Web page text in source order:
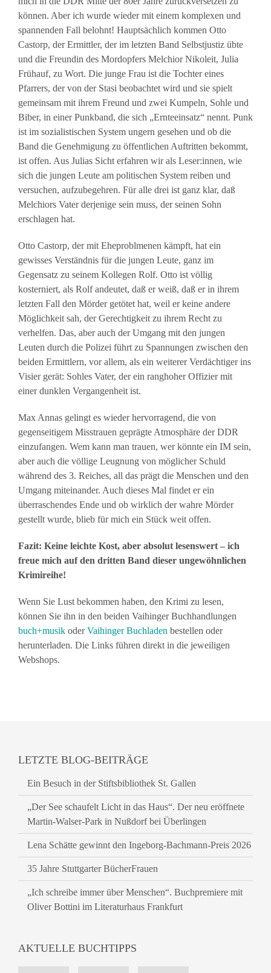
können. Aber ich wurde wieder mit einem komplexen und
spannenden Fall belohnt! Hauptsächlich kommen Otto
Castorp, der Ermittler, der im letzten Band Selbstjustiz übte
und die Freundin des Mordopfers Melchior Nikoleit, Julia
Frühauf, zu Wort. Die junge Frau ist die Tochter eines
Pfarrers, der von der Stasi beobachtet wird und sie spielt
gemeinsam mit ihrem Freund und zwei Kumpeln, Sohle und
Biber, in einer Punkband, die sich „Ernteeinsatz“ nennt. Punk
ist im sozialistischen System ungern gesehen und ob die
Band die Genehmigung zu öffentlichen Auftritten bekommt,
ist offen. Aus Julias Sicht erfahren wir als Leser:innen, wie
sich die jungen Leute am politischen System reiben und
versuchen, aufzubegehren. Für alle drei ist ganz klar, daß
Melchiors Vater derjenige sein muss, der seinen Sohn
erschlagen hat.
Otto Castorp, der mit Eheproblmenen kämpft, hat ein
gewisses Verständnis für die jungen Leute, ganz im
Gegensatz zu seinem Kollegen Rolf. Otto ist völlig
kosterniert, als Rolf andeutet, daß er weiß, daß er in ihrem
letzten Fall den Mörder getötet hat, weil er keine andere
Möglichkeit sah, der Gerechtigkeit zu ihrem Recht zu
verhelfen. Das, aber auch der Umgang mit den jungen
Leuten durch die Polizei führt zu Spannungen zwischen den
beiden Ermittlern, vor allem, als ein weiterer Verdächtiger ins
Visier gerät: Sohles Vater, der ein ranghoher Offizier mit
einer dunklen Vergangenheit ist.
Max Annas gelingt es wieder hervorragend, die von
gegenseitigem Misstrauen geprägte Atmosphäre der DDR
einzufangen. Wem kann man trauen, wer könnte ein IM sein,
aber auch die völlige Leugnung von möglicher Schuld
während des 3. Reiches, all das prägt die Menschen und den
Umgang miteinander. Auch dieses Mal findet er ein
überraschendes Ende und ob wirklich der wahre Mörder
gestellt wurde, blieb für mich ein Stück weit offen.
Fazit: Keine leichte Kost, aber absolut lesenswert – ich
freue mich auf den dritten Band dieser ungewöhnlichen
Krimireihe!
Wenn Sie Lust bekommen haben, den Krimi zu lesen,
können Sie ihn in den beiden Vaihinger Buchhandlungen
buch+musik oderVaihinger Buchladen bestellen oder
herunterladen. Die Links führen direkt in die jeweiligen
Webshops.
LETZTE BLOG-BEITRÄGE
Ein Besuch in der Stiftsbibliothek St. Gallen
„Der See schaufelt Licht in das Haus“. Der neu eröffnete
Martin-Walser-Park in Nußdorf bei Überlingen
Lena Schätte gewinnt den Ingeborg-Bachmann-Preis 2026
35 Jahre Stuttgarter BücherFrauen
„Ich schreibe immer über Menschen“. Buchpremiere mit
Oliver Bottini im Literaturhaus Frankfurt
AKTUELLE BUCHTIPPS